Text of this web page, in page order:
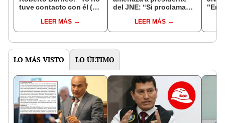
tuve contacto con él (…)
fiscalización”
LEER MÁS
del JNE: “Si proclama
haremos una marcha de
los cuatro suyos”
LEER MÁS
"En
LO MÁS VISTO LO ÚLTIMO